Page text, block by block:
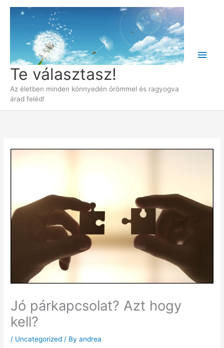
Skip
Te választasz!
Az életben minden könnyedén örömmel és ragyogva
árad feléd!
Main
Jó párkapcsolat? Azt hogy
kell?
/ Uncategorized / Byandrea